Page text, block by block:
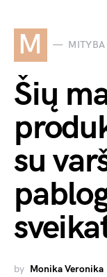
M MITYBA
Šių
su
by Monika Veronika